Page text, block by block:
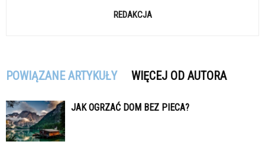
REDAKCJA
POWIĄZANE ARTYKUŁY WIĘCEJ OD AUTORA
JAK OGRZAĆ DOM BEZ PIECA?